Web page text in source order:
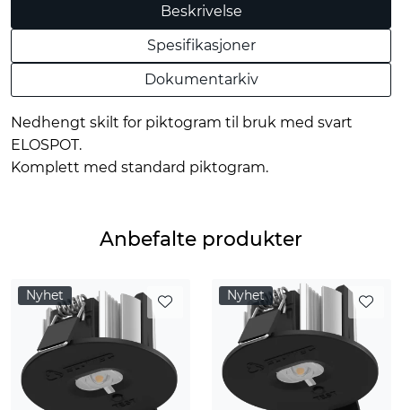
Beskrivelse
Spesifikasjoner
Dokumentarkiv
Nedhengt skilt for piktogram til bruk med svart
ELOSPOT.
Komplett med standard piktogram.
Anbefalte produkter
Nyhet Nyhet